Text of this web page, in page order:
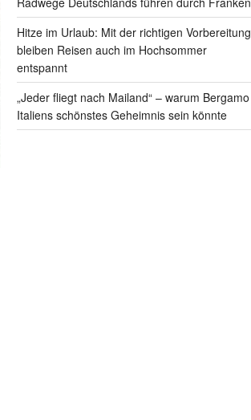
Hitze im Urlaub: Mit der richtigen Vorbereitung
bleiben Reisen auch im Hochsommer
entspannt
„Jeder fliegt nach Mailand“ – warum Bergamo
Italiens schönstes Geheimnis sein könnte